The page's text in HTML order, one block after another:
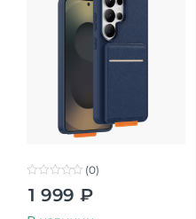
(0)
1 999 ₽